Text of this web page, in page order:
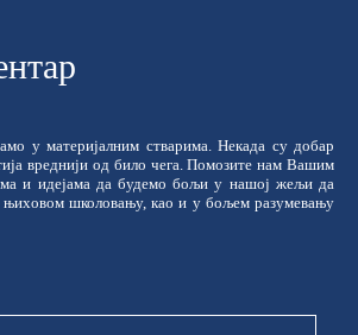
у материјалним стварима. Некада су добар
вреднији од било чега. Помозите нам Вашим
и идејама да будемо бољи у нашој жељи да
школовању, као и у бољем разумевању